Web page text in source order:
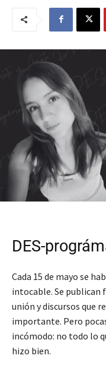
DES-
Cada 15 de mayo se
intocable. Se publican
unión y discursos que
importante. Pero
incómodo: no todo lo
hizo bien.